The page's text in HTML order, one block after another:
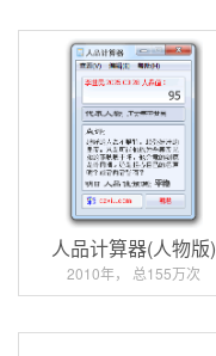
人品计算器(人物版)
2010年， 总155万次